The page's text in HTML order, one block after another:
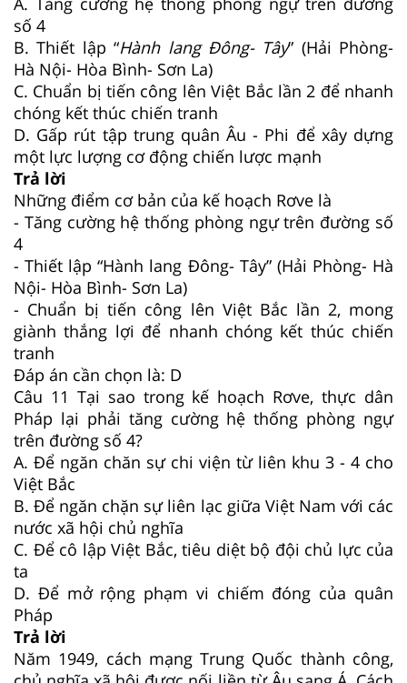
số 4
B. Thiết lập “Hành lang Đông- Tây” (Hải Phòng-
Hà Nội- Hòa Bình- Sơn La)
C. Chuẩn bị tiến công lên Việt Bắc lần 2 để nhanh
chóng kết thúc chiến tranh
D. Gấp rút tập trung quân Âu - Phi để xây dựng
một lực lượng cơ động chiến lược mạnh
Trả lời
Những điểm cơ bản của kế hoạch Rơve là
- Tăng cường hệ thống phòng ngự trên đường số
4
- Thiết lập “Hành lang Đông- Tây” (Hải Phòng- Hà
Nội- Hòa Bình- Sơn La)
- Chuẩn bị tiến công lên Việt Bắc lần 2, mong
giành thắng lợi để nhanh chóng kết thúc chiến
tranh
Đáp án cần chọn là: D
Câu 11 Tại sao trong kế hoạch Rơve, thực dân
Pháp lại phải tăng cường hệ thống phòng ngự
trên đường số 4?
A. Để ngăn chăn sự chi viện từ liên khu 3 - 4 cho
Việt Bắc
B. Để ngăn chặn sự liên lạc giữa Việt Nam với các
nước xã hội chủ nghĩa
C. Để cô lập Việt Bắc, tiêu diệt bộ đội chủ lực của
ta
D. Để mở rộng phạm vi chiếm đóng của quân
Pháp
Trả lời
Năm 1949, cách mạng Trung Quốc thành công,